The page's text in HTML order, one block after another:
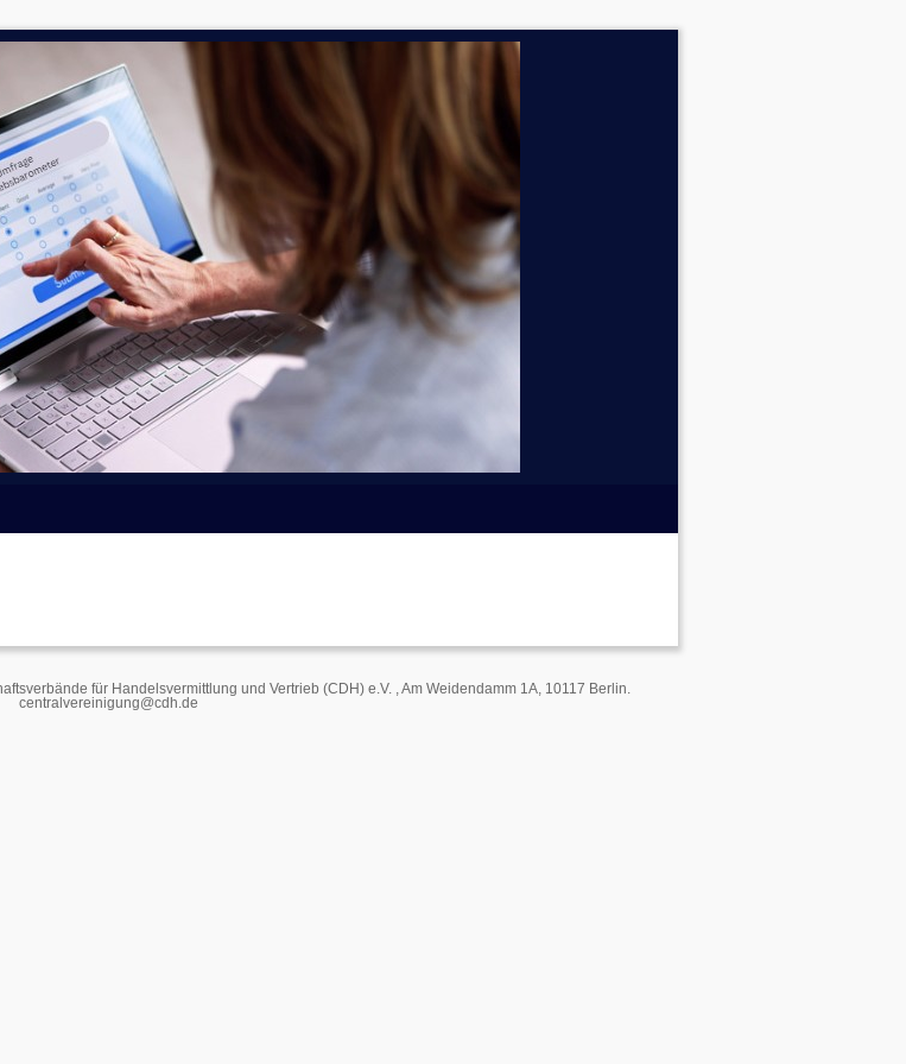
für Handelsvermittlung und Vertrieb (CDH) e.V. , Am Weidendamm 1A, 10117 Berlin.
centralvereinigung@cdh.de